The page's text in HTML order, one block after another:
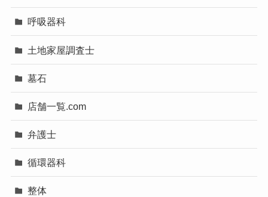
呼吸器科
土地家屋調査士
墓石
店舗一覧.com
弁護士
循環器科
整体